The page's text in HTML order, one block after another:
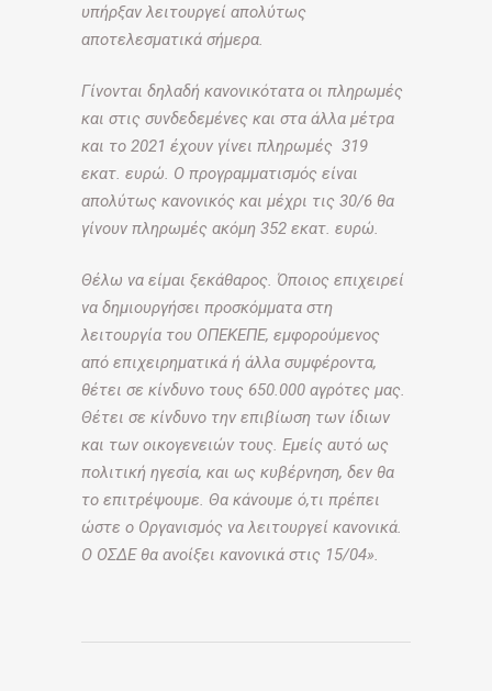
υπήρξαν λειτουργεί απολύτως
αποτελεσματικά σήμερα.
Γίνονται δηλαδή κανονικότατα οι πληρωμές
και στις συνδεδεμένες και στα άλλα μέτρα
και το 2021 έχουν γίνει πληρωμές 319
εκατ. ευρώ. Ο προγραμματισμός είναι
απολύτως κανονικός και μέχρι τις 30/6 θα
γίνουν πληρωμές ακόμη 352 εκατ. ευρώ.
Θέλω να είμαι ξεκάθαρος. Όποιος επιχειρεί
να δημιουργήσει προσκόμματα στη
λειτουργία του ΟΠΕΚΕΠΕ, εμφορούμενος
από επιχειρηματικά ή άλλα συμφέροντα,
θέτει σε κίνδυνο τους 650.000 αγρότες μας.
Θέτει σε κίνδυνο την επιβίωση των ίδιων
και των οικογενειών τους. Εμείς αυτό ως
πολιτική ηγεσία, και ως κυβέρνηση, δεν θα
το επιτρέψουμε. Θα κάνουμε ό,τι πρέπει
ώστε ο Οργανισμός να λειτουργεί κανονικά.
Ο ΟΣΔΕ θα ανοίξει κανονικά στις 15/04».